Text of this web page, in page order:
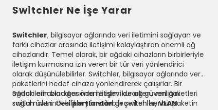
Switchler Ne İşe Yarar
Switchler, bilgisayar ağlarında veri iletimini sağlayan ve
farklı cihazlar arasında iletişimi kolaylaştıran önemli ağ
cihazlarıdır. Temel olarak, bir ağdaki cihazların birbirleriyle
iletişim kurmasına izin veren bir tür veri yönlendirici
olarak düşünülebilirler. Switchler, bilgisayar ağlarında veri
paketlerini hedef cihaza yönlendirerek çalışırlar. Bir
ağdaki cihazlar arasında iletişim kurarken, veri paketleri
switch üzerindekiportlardangeçerken her bir paketin
Switchlerin bir diğer önemli işlevi de ağ güvenliğini
sağlamaktır. Özellikle yönetilebilir switchler,VLAN